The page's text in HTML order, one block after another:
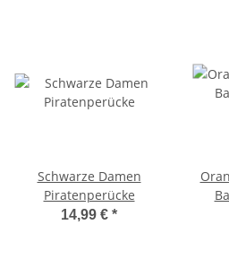
Schwarze Damen
Piratenperücke
14,99 € *